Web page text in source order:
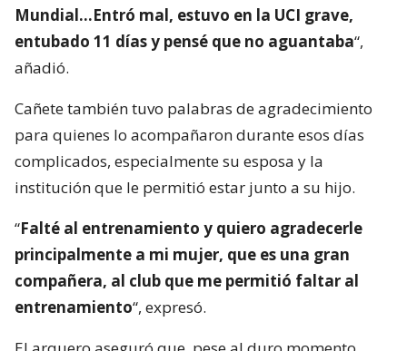
Mundial…Entró mal, estuvo en la UCI grave,
entubado 11 días y pensé que no aguantaba“,
añadió.
Cañete también tuvo palabras de agradecimiento
para quienes lo acompañaron durante esos días
complicados, especialmente su esposa y la
institución que le permitió estar junto a su hijo.
“Falté al entrenamiento y quiero agradecerle
principalmente a mi mujer, que es una gran
compañera, al club que me permitió faltar al
entrenamiento“, expresó.